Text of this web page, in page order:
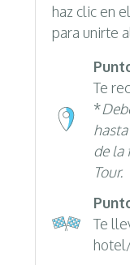
haz clic en
para unirte
Te
*
de la
Tour.
Te